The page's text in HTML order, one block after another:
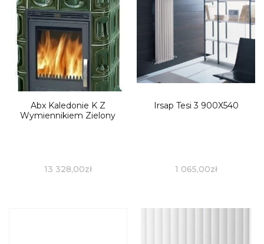
Abx Kaledonie K Z
Wymiennikiem Zielony
13 328,00zł
Irsap Tesi 3 900X540
1 065,00zł